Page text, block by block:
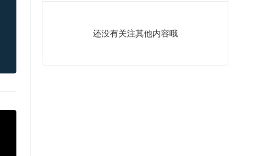
还没有关注其他内容哦